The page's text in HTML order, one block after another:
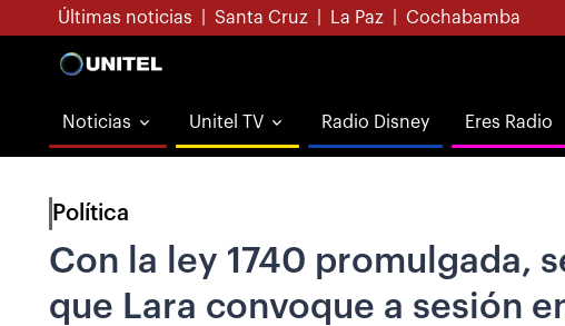
Últimas noticias Santa Cruz La Paz Cochabamba
Noticias Unitel TV Radio Disney Eres Radio
Política
Con la ley 1740 promulgada,
que Lara convoque a sesión